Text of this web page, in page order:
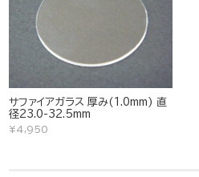
サファイアガラス 厚み(1.0mm) 直
径23.0-32.5mm
¥4,950